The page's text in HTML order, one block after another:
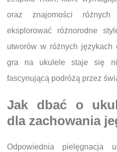
oraz znajomości
eksplorować różnorodne
utworów w różnych językach
gra na ukulele staje się
fascynującą podróżą przez
Jak dbać o
dla zachowania
Odpowiednia pielęgnacja